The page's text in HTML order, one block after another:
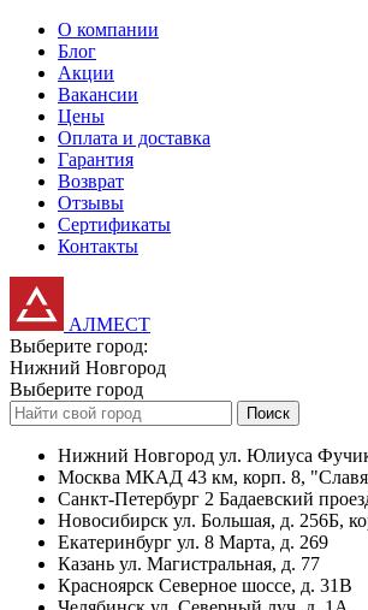
О компании
Блог
Акции
Вакансии
Цены
Оплата и доставка
Гарантия
Возврат
Отзывы
Сертификаты
Контакты
АЛМЕСТ
Выберите город:
Нижний Новгород
Выберите город
Поиск
Нижний Новгород ул. Юлиуса
Москва МКАД 43 км, корп. 8,
Санкт-Петербург 2 Бадаевский
Новосибирск ул. Большая, д. 256Б,
Екатеринбург ул. 8 Марта, д. 269
Казань ул. Магистральная, д. 77
Красноярск Северное шоссе, д. 31В